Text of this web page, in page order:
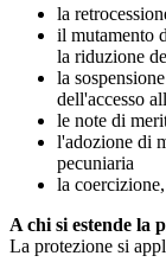
la
il mutamento
la riduzione
la
dell'accesso
le note di
l'adozione di
pecuniaria
la
A chi si estende la
La protezione si